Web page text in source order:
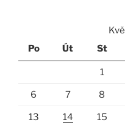
Po
Út St
1
6 7 8
13 14 15